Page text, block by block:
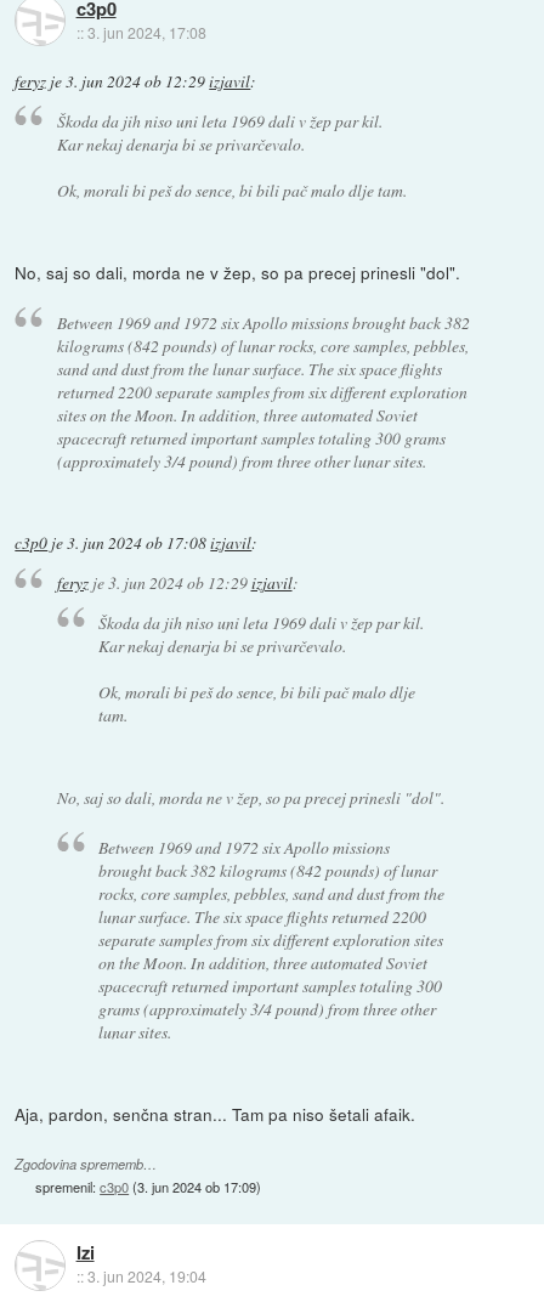
c3p0
::3. jun 2024, 17:08
feryz je3. jun 2024 ob 12:29izjavil:
Škoda da jih niso uni leta 1969 dali v žep par kil.
Kar nekaj denarja bi se privarčevalo.
Ok, morali bi peš do sence, bi bili pač malo dlje tam.
No, saj so dali, morda ne v žep, so pa precej prinesli "dol".
Between 1969 and 1972 six Apollo missions brought back 382
kilograms (842 pounds) of lunar rocks, core samples, pebbles,
sand and dust from the lunar surface. The six space flights
returned 2200 separate samples from six different exploration
sites on the Moon. In addition, three automated Soviet
spacecraft returned important samples totaling 300 grams
(approximately 3/4 pound) from three other lunar sites.
c3p0 je3. jun 2024 ob 17:08izjavil:
feryzje3. jun 2024 ob 12:29izjavil:
Škoda da jih niso uni leta 1969 dali v žep par kil.
Kar nekaj denarja bi se privarčevalo.
Ok, morali bi peš do sence, bi bili pač malo dlje
tam.
No, saj so dali, morda ne v žep, so pa precej prinesli "dol".
Between 1969 and 1972 six Apollo missions
brought back 382 kilograms (842 pounds) of lunar
rocks, core samples, pebbles, sand and dust from the
lunar surface. The six space flights returned 2200
separate samples from six different exploration sites
on the Moon. In addition, three automated Soviet
spacecraft returned important samples totaling 300
grams (approximately 3/4 pound) from three other
lunar sites.
Aja, pardon, senčna stran... Tam pa niso šetali afaik.
Zgodovina sprememb…
spremenil:c3p0(3. jun 2024 ob 17:09)
Izi
::3. jun 2024, 19:04